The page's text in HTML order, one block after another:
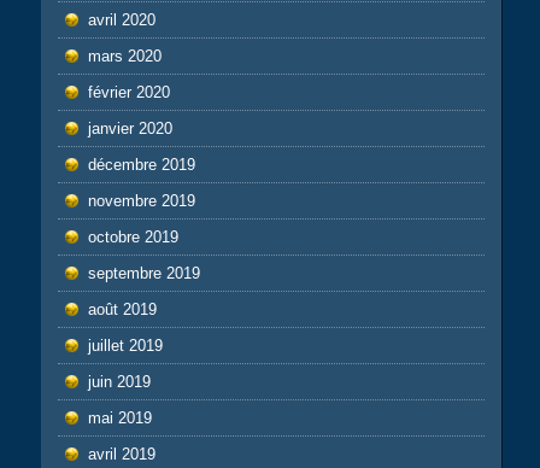
avril 2020
mars 2020
février 2020
janvier 2020
décembre 2019
novembre 2019
octobre 2019
septembre 2019
août 2019
juillet 2019
juin 2019
mai 2019
avril 2019